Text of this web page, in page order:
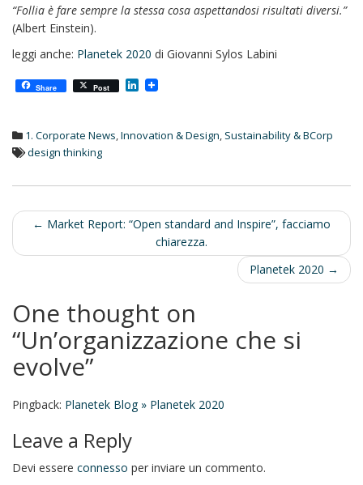
“Follia è fare sempre la stessa cosa aspettandosi risultati diversi.”
(Albert Einstein).
leggi anche: Planetek 2020 di Giovanni Sylos Labini
Share Post L
e
1. Corporate News,Innovation & Design, Sustainability & BCorp
design thinking
Post
navigation
← Market Report: “Open standard and Inspire”, facciamo
chiarezza.
Planetek 2020 →
One thought on
“Un’organizzazione che si
evolve”
Pingback: Planetek Blog » Planetek 2020
Leave a Reply
Devi essere connesso per inviare un commento.